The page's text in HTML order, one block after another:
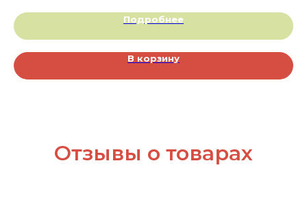
Подробнее
В корзину
Отзывы о товарах